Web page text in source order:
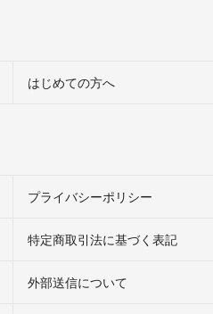
はじめての方へ
プライバシーポリシー
特定商取引法に基づく表記
外部送信について